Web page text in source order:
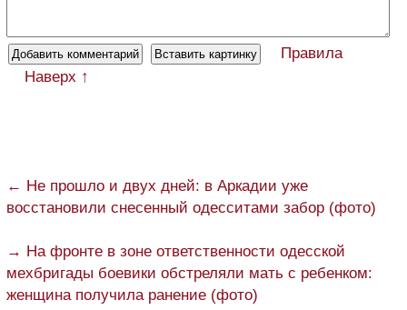
Правила
Наверх ↑
← Не прошло и двух дней: в Аркадии уже
восстановили снесенный одесситами забор (фото)
→ На фронте в зоне ответственности одесской
мехбригады боевики обстреляли мать с ребенком:
женщина получила ранение (фото)